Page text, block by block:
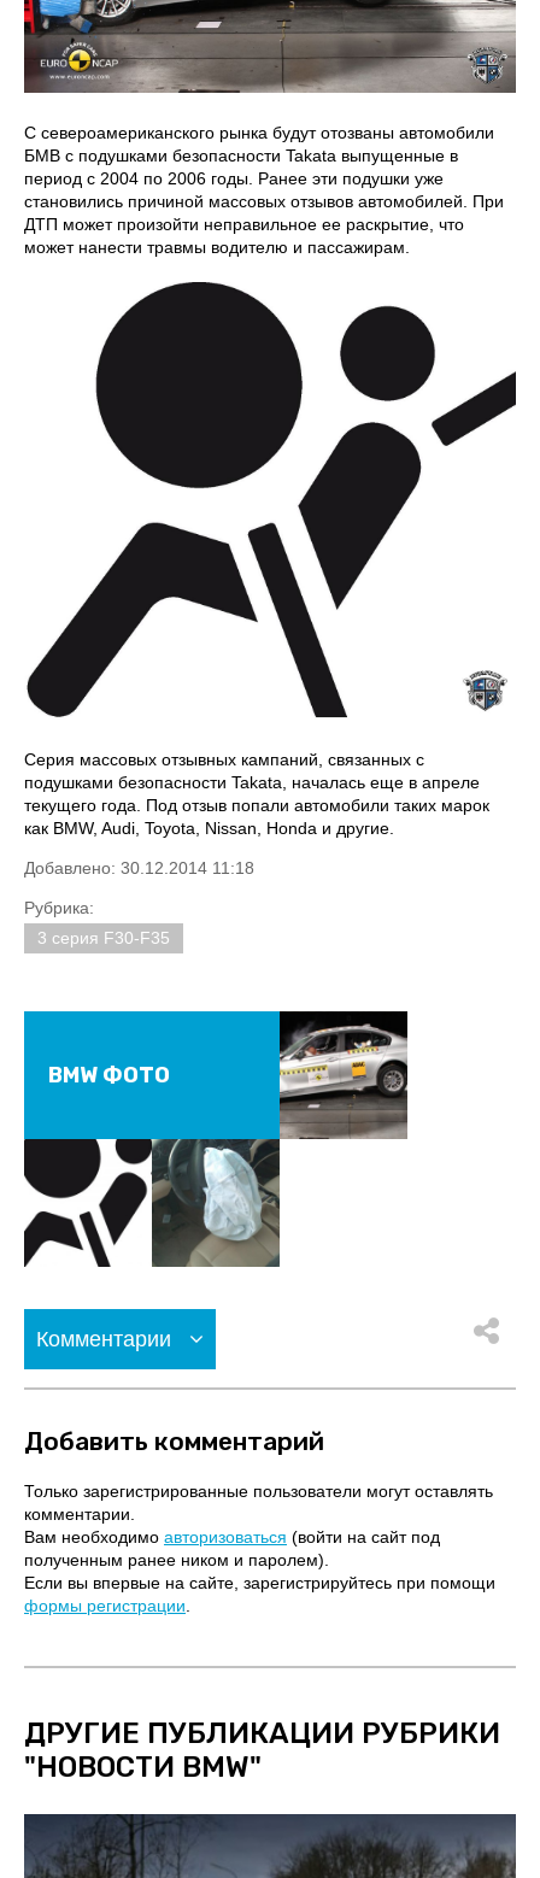
С североамериканского рынка будут отозваны автомобили
БМВ с подушками безопасности Takata выпущенные в
период с 2004 по 2006 годы. Ранее эти подушки уже
становились причиной массовых отзывов автомобилей. При
ДТП может произойти неправильное ее раскрытие, что
может нанести травмы водителю и пассажирам.
Серия массовых отзывных кампаний, связанных с
подушками безопасности Takata, началась еще в апреле
текущего года. Под отзыв попали автомобили таких марок
как BMW, Audi, Toyota, Nissan, Honda и другие.
Добавлено: 30.12.2014 11:18
Рубрика:
3 серия F30-F35
BMW ФОТО
Комментарии
Добавить комментарий
Только зарегистрированные пользователи могут оставлять
комментарии.
Вам необходимо авторизоваться (войти на сайт под
полученным ранее ником и паролем).
Если вы впервые на сайте, зарегистрируйтесь при помощи
формы регистрации
ДРУГИЕ ПУБЛИКАЦИИ РУБРИКИ
"НОВОСТИ BMW"